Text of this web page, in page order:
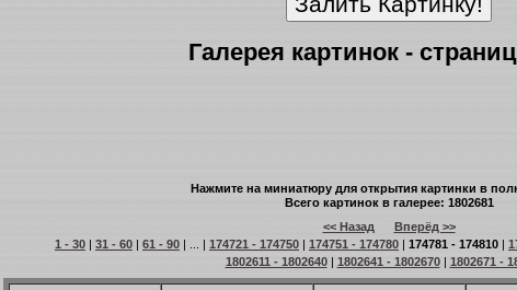
Галерея картинок -
Нажмите на миниатюру для открытия картинки в
Всего картинок в галерее: 1802681
<< Назад
Вперёд >>
1 - 30 | 31 - 60 | 61 - 90 | ... | 174721 - 174750 | 174751 - 174780 | 174781 - 174810 |
1802611 - 1802640| 1802641 - 1802670| 1802671 -